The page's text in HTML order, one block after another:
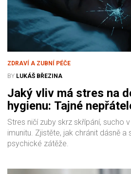
ZDRAVÍ A ZUBNÍ PÉČE
BY LUKÁŠ BŘEZINA
Jaký vliv má stres na
hygienu: Tajné
Stres ničí zuby skrz skřípání, sucho
imunitu. Zjistěte, jak chránit dásně
psychické zátěže.